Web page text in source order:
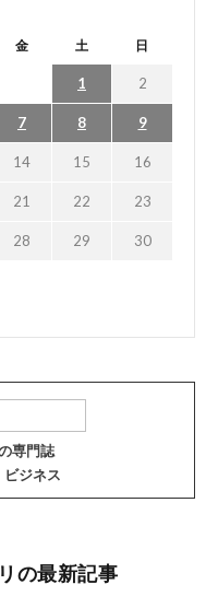
金 土 日
1 2
7 8 9
14 15 16
21 22 23
28 29 30
専門誌
ビジネス
の最新記事